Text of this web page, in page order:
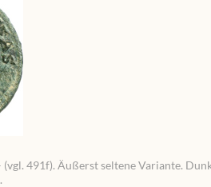
491f). Äußerst seltene Variante.